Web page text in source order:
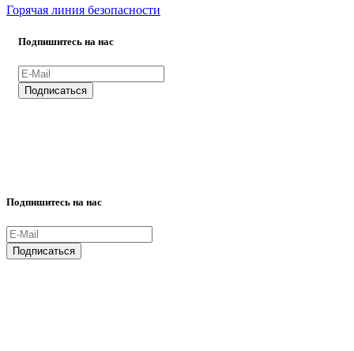
Горячая линия безопасности
Подпишитесь на нас
Подпишитесь на нас